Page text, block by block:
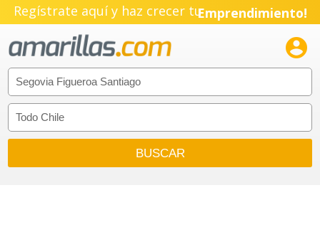
Regístrate aquí y haz crecer tuEmprendimiento!
